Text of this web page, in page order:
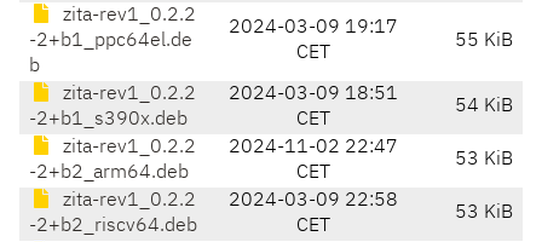
zita-rev1_0.2.2
-2+b1_ppc64el.de
b
2024-03-09 19:17
CET
55 KiB
zita-rev1_0.2.2
-2+b1_s390x.deb
2024-03-09 18:51
CET
54 KiB
zita-rev1_0.2.2
-2+b2_arm64.deb
2024-11-02 22:47
CET
53 KiB
zita-rev1_0.2.2
-2+b2_riscv64.deb
2024-03-09 22:58
CET
53 KiB